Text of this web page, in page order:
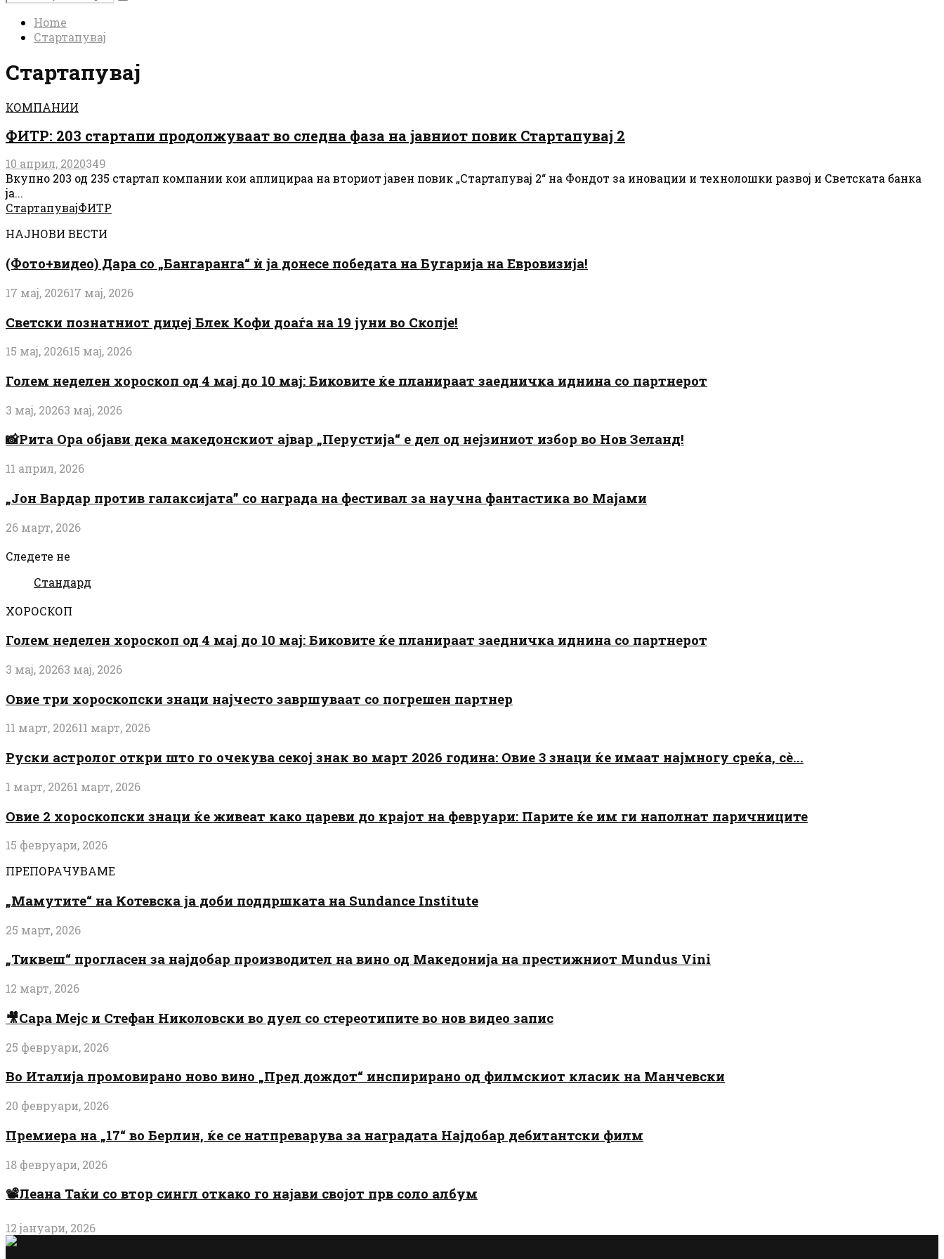
for:
Search
Home
Стартапувај
Стартапувај
КОМПАНИИ
ФИТР: 203 стартапи продолжуваат во следна фаза на јавниот повик Стартапувај 2
10 април, 2020349
Вкупно 203 од 235 стартап компании кои аплицираа на вториот јавен повик „Стартапувај 2“ на Фондот за иновации и технолошки развој и Светската банка
ја...
СтартапувајФИТР
НАЈНОВИ ВЕСТИ
(Фото+видео) Дара со „Бангаранга“ ѝ ја донесе победата на Бугарија на Евровизија!
17 мај, 202617 мај, 2026
Светски познатниот диџеј Блек Кофи доаѓа на 19 јуни во Скопје!
15 мај, 202615 мај, 2026
Голем неделен хороскоп од 4 мај до 10 мај: Биковите ќе планираат заедничка иднина со партнерот
3 мај, 20263 мај, 2026
📸Рита Ора објави дека македонскиот ајвар „Перустија“ е дел од нејзиниот избор во Нов Зеланд!
11 април, 2026
„Јон Вардар против галаксијата” со награда на фестивал за научна фантастика во Мајами
26 март, 2026
Следете не
Стандард
ХОРОСКОП
Голем неделен хороскоп од 4 мај до 10 мај: Биковите ќе планираат заедничка иднина со партнерот
3 мај, 20263 мај, 2026
Овие три хороскопски знаци најчесто завршуваат со погрешен партнер
11 март, 202611 март, 2026
Руски астролог откри што го очекува секој знак во март 2026 година: Овие 3 знаци ќе имаат најмногу среќа, сè...
1 март, 20261 март, 2026
Овие 2 хороскопски знаци ќе живеат како цареви до крајот на февруари: Парите ќе им ги наполнат паричниците
15 февруари, 2026
ПРЕПОРАЧУВАМЕ
„Мамутите“ на Котевска ја доби поддршката на Sundance Institute
25 март, 2026
„Тиквеш“ прогласен за најдобар производител на вино од Македонија на престижниот Mundus Vini
12 март, 2026
🎥Сара Мејс и Стефан Николовски во дуел со стереотипите во нов видео запис
25 февруари, 2026
Во Италија промовирано ново вино „Пред дождот“ инспирирано од филмскиот класик на Манчевски
20 февруари, 2026
Премиера на „17“ во Берлин, ќе се натпреварува за наградата Најдобар дебитантски филм
18 февруари, 2026
📽️Леана Таќи со втор сингл откако го најави својот прв соло албум
12 јануари, 2026